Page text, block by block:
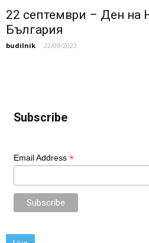
22 септември – Ден на
България
budilnik - 22/09/2023
Subscribe
Email Address *